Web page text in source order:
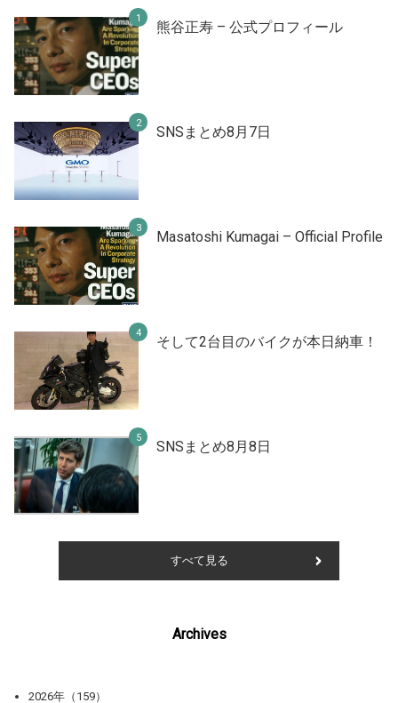
熊谷正寿 – 公式プロフィール
SNSまとめ8月7日
Masatoshi Kumagai – Official Profile
そして2台目のバイクが本日納車！
SNSまとめ8月8日
すべて見る
Archives
2026年（159）